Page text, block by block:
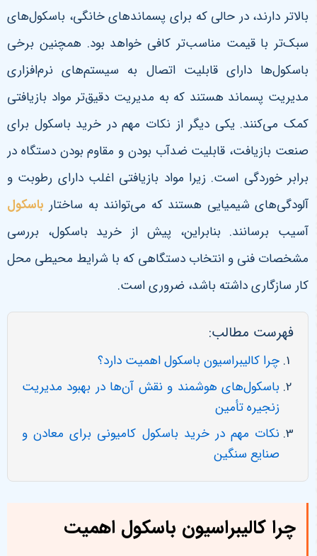
بالاتر دارند، در حالی که برای پسماندهای خانگی، باسکول‌های
سبک‌تر با قیمت مناسب‌تر کافی خواهد بود. همچنین برخی
باسکول‌ها دارای قابلیت اتصال به سیستم‌های نرم‌افزاری
مدیریت پسماند هستند که به مدیریت دقیق‌تر مواد بازیافتی
کمک می‌کنند. یکی دیگر از نکات مهم در خرید باسکول برای
صنعت بازیافت، قابلیت ضدآب بودن و مقاوم بودن دستگاه در
برابر خوردگی است. زیرا مواد بازیافتی اغلب دارای رطوبت و
آلودگی‌های شیمیایی هستند که می‌توانند به ساختار باسکول
آسیب برسانند. بنابراین، پیش از خرید باسکول، بررسی
مشخصات فنی و انتخاب دستگاهی که با شرایط محیطی محل
کار سازگاری داشته باشد، ضروری است.
فهرست مطالب:
چرا کالیبراسیون باسکول اهمیت دارد؟
باسکول‌های هوشمند و نقش آن‌ها در بهبود مدیریت
زنجیره تأمین
نکات مهم در خرید باسکول کامیونی برای معادن و
صنایع سنگین
چرا کالیبراسیون باسکول اهمیت